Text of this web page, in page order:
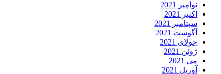
نوامبر 2021
اکتبر 2021
سپتامبر 2021
آگوست 2021
جولای 2021
ژوئن 2021
می 2021
آوریل 2021